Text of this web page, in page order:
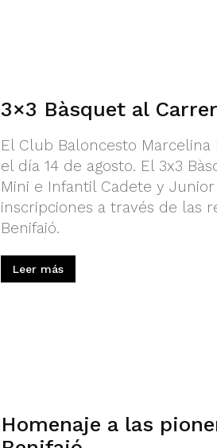
3×3 Bàsquet al
El Club Baloncesto
el día 14 de agosto. El 3x3
Mini e Infantil Cadete y
inscripciones a través de las
Benifaió.
Leer más
Homenaje a las